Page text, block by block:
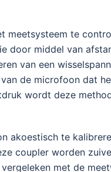
meetsysteem te
door middel van
van een
de microfoon dat
wordt deze
akoestisch te
coupler worden
met de